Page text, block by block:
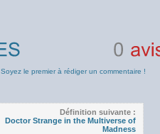
Soyez le premier à rédiger un commentaire !
Définition suivante :
Doctor Strange in the Multiverse of
Madness